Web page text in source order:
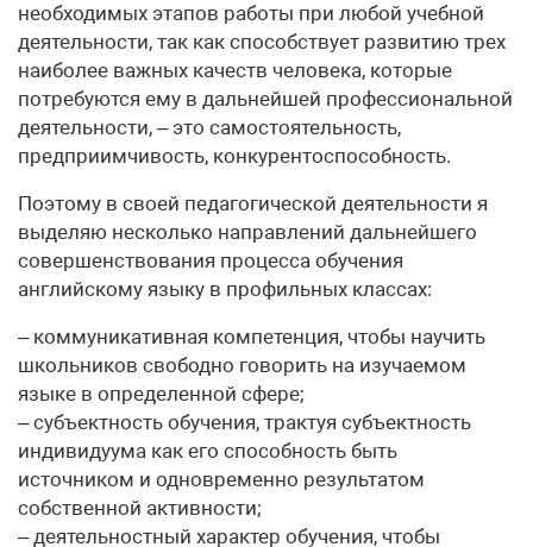
необходимых этапов работы при любой учебной
деятельности, так как способствует развитию трех
наиболее важных качеств человека, которые
потребуются ему в дальнейшей профессиональной
деятельности, – это самостоятельность,
предприимчивость, конкурентоспособность.
Поэтому в своей педагогической деятельности я
выделяю несколько направлений дальнейшего
совершенствования процесса обучения
английскому языку в профильных классах:
– коммуникативная компетенция, чтобы научить
школьников свободно говорить на изучаемом
языке в определенной сфере;
– субъектность обучения, трактуя субъектность
индивидуума как его способность быть
источником и одновременно результатом
собственной активности;
– деятельностный характер обучения, чтобы